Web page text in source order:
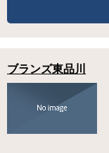
ブランズ東品川